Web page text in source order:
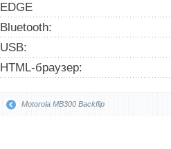
EDGE
Bluetooth:
USB:
HTML-браузер:
Motorola MB300 Backflip